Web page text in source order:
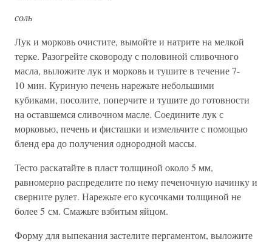
соль
Лук и морковь очистите, вымойте и натрите на мелкой
терке. Разогрейте сковороду с половиной сливочного
масла, выложите лук и морковь и тушите в течение 7-
10 мин. Куриную печень нарежьте небольшими
кубиками, посолите, поперчите и тушите до готовности
на оставшемся сливочном масле. Соедините лук с
морковью, печень и фисташки и измельчите с помощью
бленд ера до получения однородной массы.
Тесто раскатайте в пласт толщиной около 5 мм,
равномерно распределите по нему печеночную начинку и
сверните рулет. Нарежьте его кусочками толщиной не
более 5 см. Смажьте взбитым яйцом.
Форму для выпекания застелите пергаментом, выложите